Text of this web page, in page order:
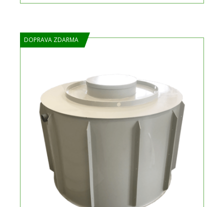
DOPRAVA ZDARMA